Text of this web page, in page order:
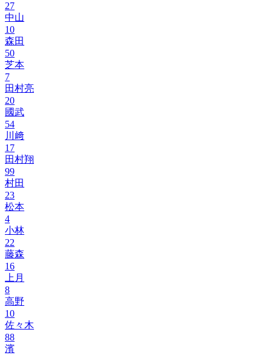
27
中山
10
森田
50
芝本
7
田村亮
20
國武
54
川﨑
17
田村翔
99
村田
23
松本
4
小林
22
藤森
16
上月
8
高野
10
佐々木
88
濱